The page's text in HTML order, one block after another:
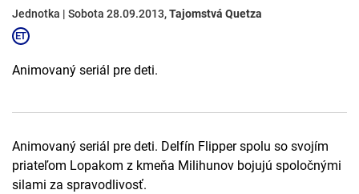
Jednotka | Sobota 28.09.2013,Tajomstvá Quetza
Animovaný seriál pre deti.
Animovaný seriál pre deti. Delfín Flipper spolu so svojím
priateľom Lopakom z kmeňa Milihunov bojujú spoločnými
silami za spravodlivosť.